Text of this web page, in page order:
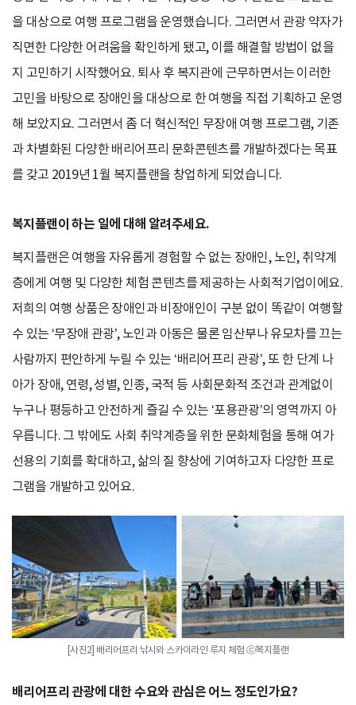
을 대상으로 여행 프로그램을 운영했습니다. 그러면서 관광 약자가
직면한 다양한 어려움을 확인하게 됐고, 이를 해결할 방법이 없을
지 고민하기 시작했어요. 퇴사 후 복지관에 근무하면서는 이러한
고민을 바탕으로 장애인을 대상으로 한 여행을 직접 기획하고 운영
해 보았지요. 그러면서 좀 더 혁신적인 무장애 여행 프로그램, 기존
과 차별화된 다양한 배리어프리 문화콘텐츠를 개발하겠다는 목표
를 갖고 2019년 1월 복지플랜을 창업하게 되었습니다.
복지플랜이 하는 일에 대해 알려주세요.
복지플랜은 여행을 자유롭게 경험할 수 없는 장애인, 노인, 취약계
층에게 여행 및 다양한 체험 콘텐츠를 제공하는 사회적기업이에요.
저희의 여행 상품은 장애인과 비장애인이 구분 없이 똑같이 여행할
수 있는 ‘무장애 관광’, 노인과 아동은 물론 임산부나 유모차를 끄는
사람까지 편안하게 누릴 수 있는 ‘배리어프리 관광’, 또 한 단계 나
아가 장애, 연령, 성별, 인종, 국적 등 사회문화적 조건과 관계없이
누구나 평등하고 안전하게 즐길 수 있는 ‘포용관광’의 영역까지 아
우릅니다. 그 밖에도 사회 취약계층을 위한 문화체험을 통해 여가
선용의 기회를 확대하고, 삶의 질 향상에 기여하고자 다양한 프로
그램을 개발하고 있어요.
[사진2] 배리어프리 낚시와 스카이라인 루지 체험 ⓒ복지플랜
배리어프리 관광에 대한 수요와 관심은 어느 정도인가요?